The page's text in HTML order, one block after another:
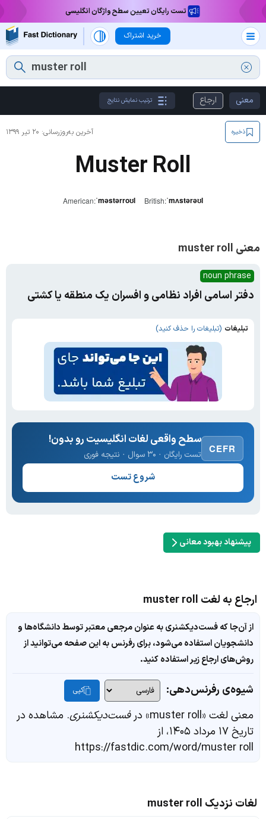
تست رایگان تعیین سطح واژگان انگلیسی
خرید اشتراک
معنی ارجاع ترتیب نمایش نتایج
آخرین به‌روزرسانی: ۲۰ تیر ۱۳۹۹ ذخیره
Muster Roll
American:ˈməstərroʊl British:ˈmʌstərəʊl
معنی muster roll
noun phrase
دفتر اسامی افراد نظامی و افسران یک منطقه یا کشتی
تبلیغات (تبلیغات را حذف کنید)
CEFR
سطح واقعی لغات انگلیسیت رو بدون!
تست رایگان · ۳۰ سوال · نتیجه فوری
شروع تست
پیشنهاد بهبود معانی
ارجاع به لغت muster roll
از آن‌جا که فست‌دیکشنری به عنوان مرجعی معتبر توسط دانشگاه‌ها و
دانشجویان استفاده می‌شود، برای رفرنس به این صفحه می‌توانید از
روش‌های ارجاع زیر استفاده کنید.
شیوه‌ی رفرنس‌دهی: کپی
معنی لغت «muster roll» در فست‌دیکشنری. مشاهده در
تاریخ ۱۷ مرداد ۱۴۰۵، از
https://fastdic.com/word/muster roll
لغات نزدیک muster roll